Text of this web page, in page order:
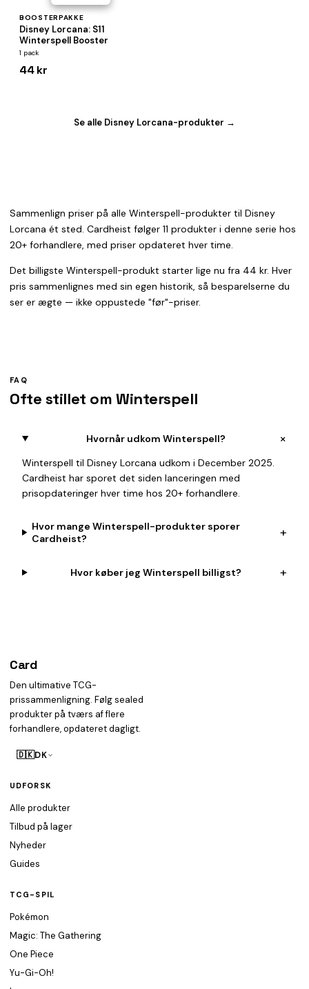
BOOSTERPAKKE
Disney Lorcana: S11
Winterspell Booster
1 pack
44 kr
Se alle Disney Lorcana-produkter →
Sammenlign priser på alle Winterspell-produkter til Disney
Lorcana ét sted. Cardheist følger 11 produkter i denne serie hos
20+ forhandlere, med priser opdateret hver time.
Det billigste Winterspell-produkt starter lige nu fra 44 kr. Hver
pris sammenlignes med sin egen historik, så besparelserne du
ser er ægte — ikke oppustede "før"-priser.
FAQ
Ofte stillet om Winterspell
Hvornår udkom Winterspell? +
Winterspell til Disney Lorcana udkom i December 2025.
Cardheist har sporet det siden lanceringen med
prisopdateringer hver time hos 20+ forhandlere.
Hvor mange Winterspell-produkter sporer
Cardheist?
+
Hvor køber jeg Winterspell billigst? +
Card
Den ultimative TCG-
prissammenligning. Følg sealed
produkter på tværs af flere
forhandlere, opdateret dagligt.
🇩🇰DK
UDFORSK
Alle produkter
Tilbud på lager
Nyheder
Guides
TCG-SPIL
Pokémon
Magic: The Gathering
One Piece
Yu-Gi-Oh!